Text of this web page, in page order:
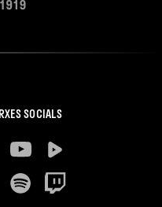
SOCIALS